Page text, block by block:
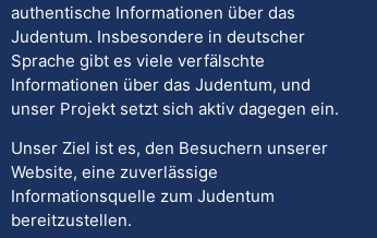
authentische Informationen über das
Judentum. Insbesondere in deutscher
Sprache gibt es viele verfälschte
Informationen über das Judentum, und
unser Projekt setzt sich aktiv dagegen ein.
Unser Ziel ist es, den Besuchern unserer
Website, eine zuverlässige
Informationsquelle zum Judentum
bereitzustellen.